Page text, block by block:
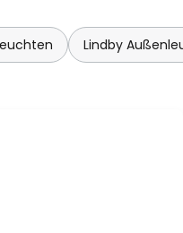
Lindby